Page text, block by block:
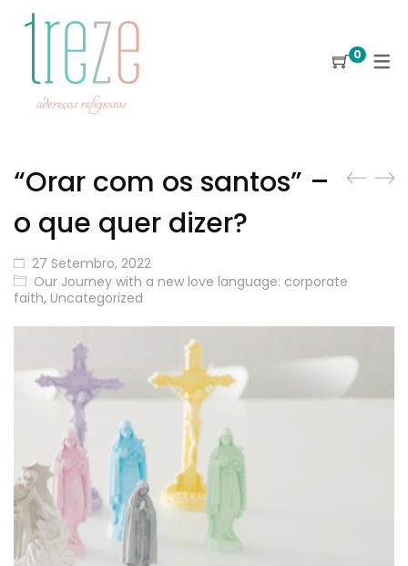
0
“Orar com os santos” –
o que quer dizer?
27 Setembro, 2022
Our Journey with a new love language: corporate
faith, Uncategorized